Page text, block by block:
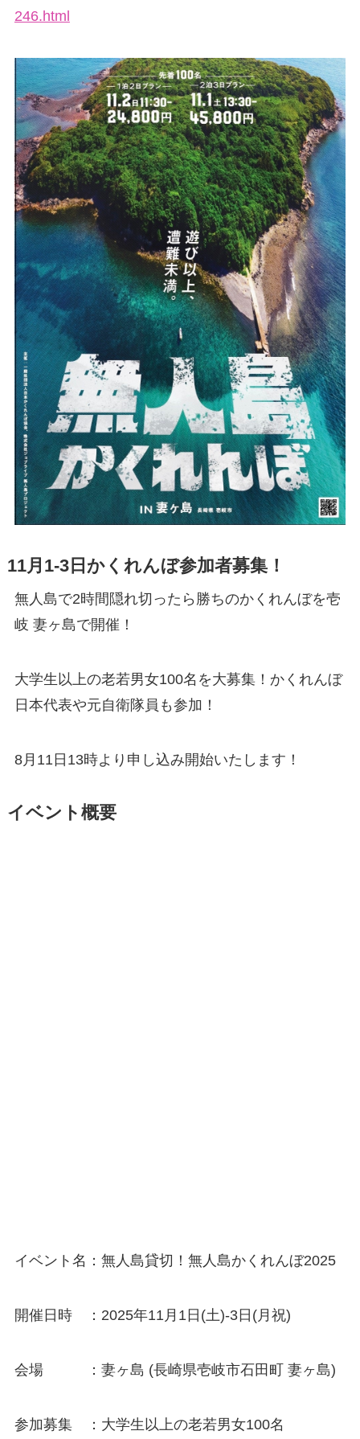
246.html
11月1-3日かくれんぼ参加者募集！
無人島で2時間隠れ切ったら勝ちのかくれんぼを壱
岐 妻ヶ島で開催！
大学生以上の老若男女100名を大募集！かくれんぼ
日本代表や元自衛隊員も参加！
8月11日13時より申し込み開始いたします！
イベント概要
イベント名：無人島貸切！無人島かくれんぼ2025
開催日時 ：2025年11月1日(土)-3日(月祝)
会場 ：妻ヶ島 (⻑崎県壱岐市⽯⽥町 妻ヶ島)
参加募集 ：大学生以上の老若男女100名